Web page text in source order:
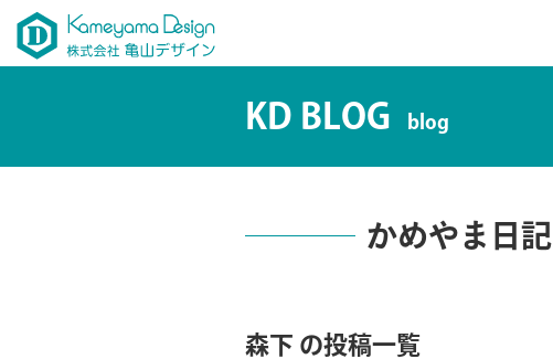
KD BLOG blog
かめやま日記
森下 の投稿一覧